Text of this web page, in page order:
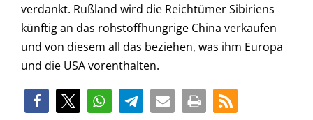
verdankt. Rußland wird die Reichtümer Sibiriens
künftig an das rohstoffhungrige China verkaufen
und von diesem all das beziehen, was ihm Europa
und die USA vorenthalten.